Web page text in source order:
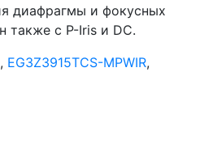
диафрагмы и фокусных
также с P-Iris и DC.
, EG3Z3915TCS-MPWIR,